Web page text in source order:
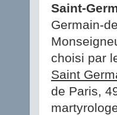
Saint-
Germain-
choisi par
Saint
de Paris,